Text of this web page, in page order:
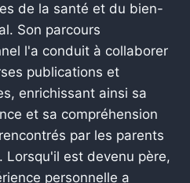
de la santé et du bien-
Son parcours
l'a conduit à collaborer
publications et
enrichissant ainsi sa
et sa compréhension
par les parents
Lorsqu'il est devenu père,
personnelle a